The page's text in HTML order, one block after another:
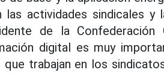
las actividades sindicales
de la
digital es muy
que trabajan en los